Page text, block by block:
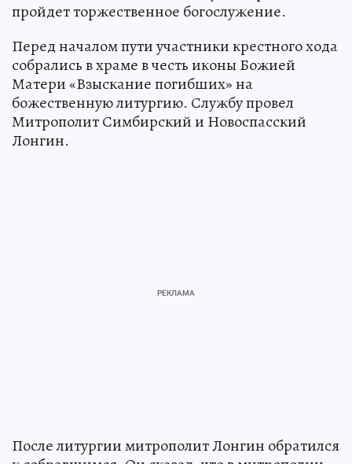
пройдет торжественное богослужение.
Перед началом пути участники крестного хода
собрались в храме в честь иконы Божией
Матери «Взыскание погибших» на
божественную литургию. Службу провел
Митрополит Симбирский и Новоспасский
Лонгин.
После литургии митрополит Лонгин обратился